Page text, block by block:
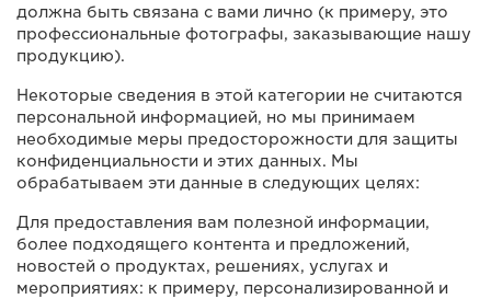
должна быть связана с вами лично (к примеру, это
профессиональные фотографы, заказывающие нашу
продукцию).
Некоторые сведения в этой категории не считаются
персональной информацией, но мы принимаем
необходимые меры предосторожности для защиты
конфиденциальности и этих данных. Мы
обрабатываем эти данные в следующих целях:
Для предоставления вам полезной информации,
более подходящего контента и предложений,
новостей о продуктах, решениях, услугах и
мероприятиях: к примеру, персонализированной и